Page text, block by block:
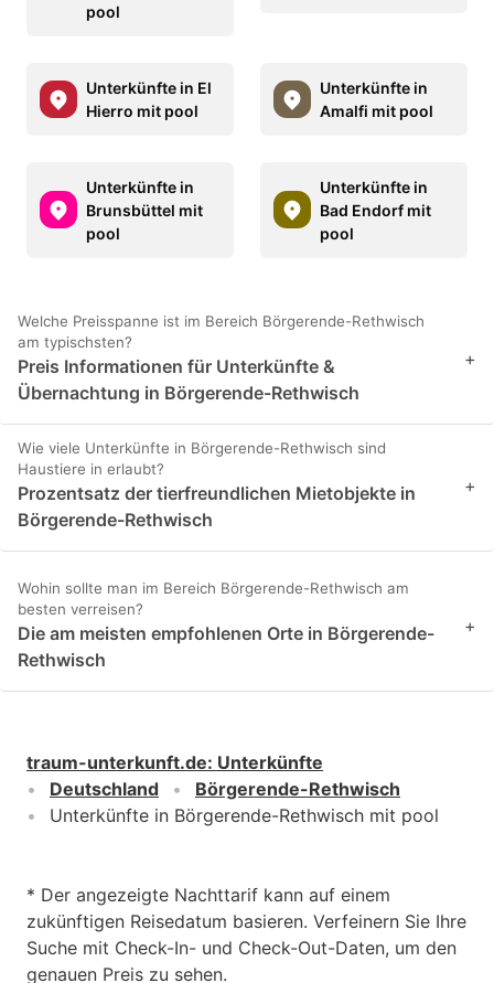
pool
Unterkünfte in El
Hierro mit pool
Unterkünfte in
Amalfi mit pool
Unterkünfte in
Brunsbüttel mit
pool
Unterkünfte in
Bad Endorf mit
pool
Welche Preisspanne ist im Bereich Börgerende-Rethwisch
am typischsten?
Preis Informationen für Unterkünfte &
Übernachtung in Börgerende-Rethwisch
+
Wie viele Unterkünfte in Börgerende-Rethwisch sind
Haustiere in erlaubt?
Prozentsatz der tierfreundlichen Mietobjekte in
Börgerende-Rethwisch
+
Wohin sollte man im Bereich Börgerende-Rethwisch am
besten verreisen?
Die am meisten empfohlenen Orte in Börgerende-
Rethwisch
+
traum-unterkunft.de: Unterkünfte
Deutschland
Börgerende-Rethwisch
Unterkünfte in Börgerende-Rethwisch mit pool
* Der angezeigte Nachttarif kann auf einem
zukünftigen Reisedatum basieren. Verfeinern Sie Ihre
Suche mit Check-In- und Check-Out-Daten, um den
genauen Preis zu sehen.